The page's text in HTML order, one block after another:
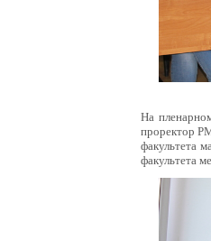
На
проректор
факультета
факультета